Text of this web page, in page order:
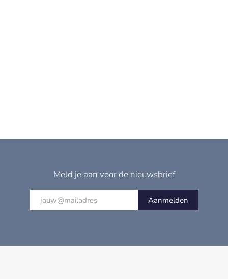
Meld je aan voor de nieuwsbrief
Aanmelden